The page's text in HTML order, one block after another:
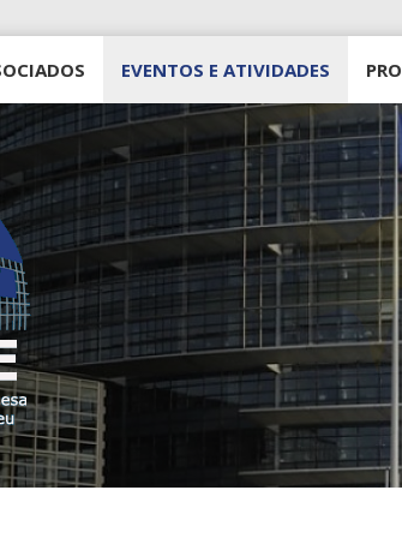
EVENTOS E ATIVIDADES